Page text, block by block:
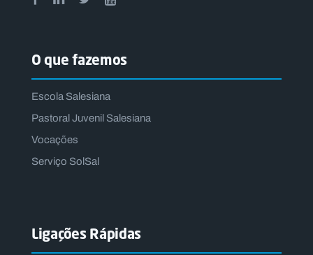
O que fazemos
Escola Salesiana
Pastoral Juvenil Salesiana
Vocações
Serviço SolSal
Ligações Rápidas